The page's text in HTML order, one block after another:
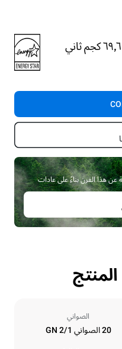
٣٨٤٫٦ كيلوواط ساعة/يوم* - ٦٩٫٦ كجم ثاني
عن هذا الفرن بناءً على عادات
الصواني
20 الصواني GN 2/1